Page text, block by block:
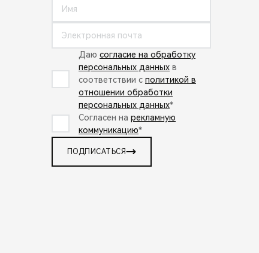
Даю согласие на обработку
персональных данных в
соответствии с политикой в
отношении обработки
персональных данных*
Согласен на рекламную
коммуникацию*
ПОДПИСАТЬСЯ